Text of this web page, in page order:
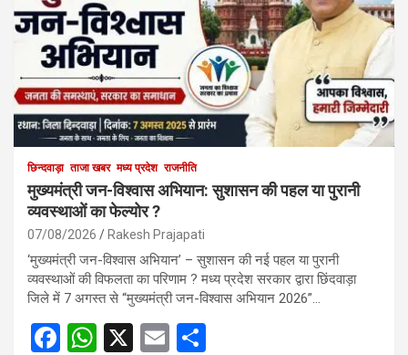
छिन्दवाड़ा ताजा खबर मध्य प्रदेश राजनीति
मुख्यमंत्री जन-विश्वास अभियान: सुशासन की पहल या पुरानी
व्यवस्थाओं का फेल्योर ?
07/08/2026 Rakesh Prajapati
‘मुख्यमंत्री जन-विश्वास अभियान’ – सुशासन की नई पहल या पुरानी
व्यवस्थाओं की विफलता का परिणाम ? मध्य प्रदेश सरकार द्वारा छिंदवाड़ा
जिले में 7 अगस्त से “मुख्यमंत्री जन-विश्वास अभियान 2026”…
F
W X
E